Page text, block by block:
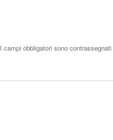
I campi obbligatori sono contrassegnati